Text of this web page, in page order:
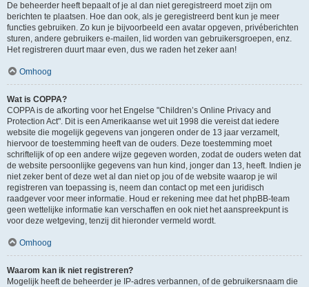
De beheerder heeft bepaalt of je al dan niet geregistreerd moet zijn om
berichten te plaatsen. Hoe dan ook, als je geregistreerd bent kun je meer
functies gebruiken. Zo kun je bijvoorbeeld een avatar opgeven, privéberichten
sturen, andere gebruikers e-mailen, lid worden van gebruikersgroepen, enz.
Het registreren duurt maar even, dus we raden het zeker aan!
Omhoog
Wat is COPPA?
COPPA is de afkorting voor het Engelse "Children’s Online Privacy and
Protection Act". Dit is een Amerikaanse wet uit 1998 die vereist dat iedere
website die mogelijk gegevens van jongeren onder de 13 jaar verzamelt,
hiervoor de toestemming heeft van de ouders. Deze toestemming moet
schriftelijk of op een andere wijze gegeven worden, zodat de ouders weten dat
de website persoonlijke gegevens van hun kind, jonger dan 13, heeft. Indien je
niet zeker bent of deze wet al dan niet op jou of de website waarop je wil
registreren van toepassing is, neem dan contact op met een juridisch
raadgever voor meer informatie. Houd er rekening mee dat het phpBB-team
geen wettelijke informatie kan verschaffen en ook niet het aanspreekpunt is
voor deze wetgeving, tenzij dit hieronder vermeld wordt.
Omhoog
Waarom kan ik niet registreren?
Mogelijk heeft de beheerder je IP-adres verbannen, of de gebruikersnaam die